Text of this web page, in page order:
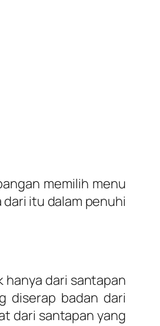
memilih menu
itu dalam penuhi
dari santapan
diserap badan dari
dari santapan yang